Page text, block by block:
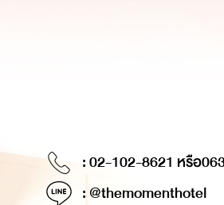
: 02-102-8621 หรือ
: @themomenthotel